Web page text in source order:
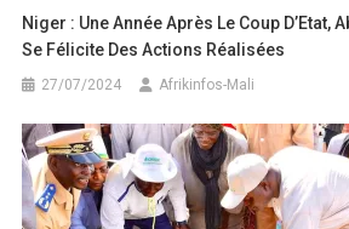
Niger : Une Année Après Le Coup D’Etat,
Se Félicite Des Actions Réalisées
27/07/2024 Afrikinfos-Mali